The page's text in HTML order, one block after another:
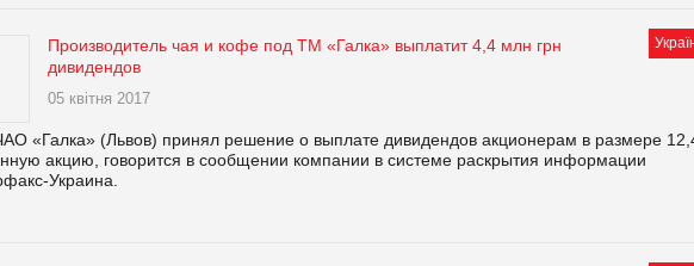
Производитель чая и кофе под ТМ «Галка» выплатит 4,4 млн грн
дивидендов
05 квітня 2017
«Галка» (Львов) принял решение о выплате дивидендов акционерам в размере
акцию, говорится в сообщении компании в системе раскрытия информации
Украина.